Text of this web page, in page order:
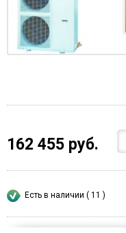
162 455 руб.
Есть в наличии ( 11 )